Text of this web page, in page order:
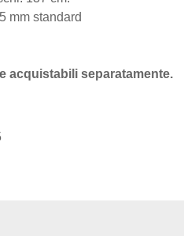
mm standard
acquistabili separatamente.